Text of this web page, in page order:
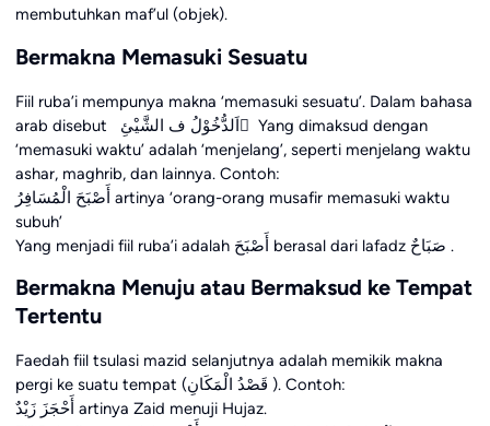
membutuhkan maf’ul (objek).
Bermakna Memasuki Sesuatu
Fiil ruba’i mempunya makna ‘memasuki sesuatu’. Dalam bahasa
arab disebut اَلدُّخُوْلُ ف الشَّيْئِ ُ Yang dimaksud dengan
‘memasuki waktu’ adalah ‘menjelang’, seperti menjelang waktu
ashar, maghrib, dan lainnya. Contoh:
أَصْبَحَ الْمُسَافِرُ artinya ‘orang-orang musafir memasuki waktu
subuh’
Yang menjadi fiil ruba’i adalah أَصْبَحَ berasal dari lafadz صَبَاحٌ .
Bermakna Menuju atau Bermaksud ke Tempat
Tertentu
Faedah fiil tsulasi mazid selanjutnya adalah memikik makna
pergi ke suatu tempat (قَصْدُ الْمَكَانِ ). Contoh:
أَحْجَزَ زَيْدٌ artinya Zaid menuji Hujaz.